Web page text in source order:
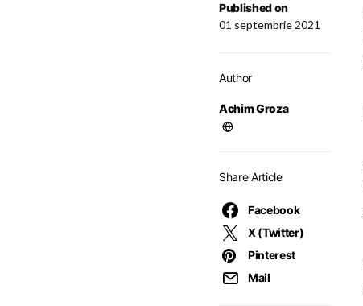
Published on
01 septembrie 2021
Author
Achim Groza
Share Article
Facebook
X (Twitter)
Pinterest
Mail